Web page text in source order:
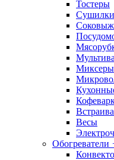
Тостеры
Сушилки
Миксеры
Весы
Обогреватели